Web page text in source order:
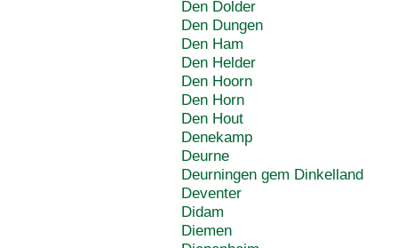
Den Dolder
Den Dungen
Den Ham
Den Helder
Den Hoorn
Den Horn
Den Hout
Denekamp
Deurne
Deurningen gem Dinkelland
Deventer
Didam
Diemen